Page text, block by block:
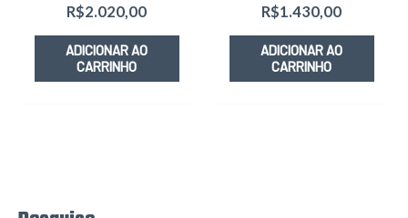
R$2.020,00
ADICIONAR AO
CARRINHO
R$1.430,00
ADICIONAR AO
CARRINHO